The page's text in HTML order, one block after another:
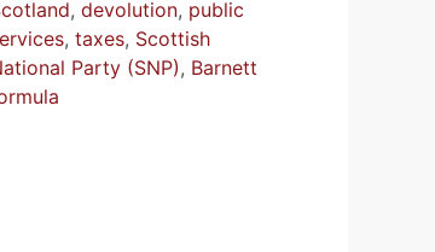
,devolution, public
,taxes, Scottish
Party (SNP), Barnett